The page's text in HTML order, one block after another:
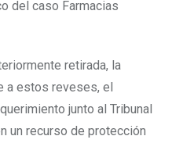
del caso Farmacias
retirada, la
a estos reveses, el
junto al Tribunal
un recurso de protección